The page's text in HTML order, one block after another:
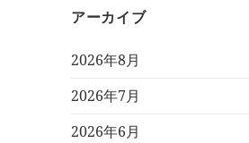
アーカイブ
2026年8月
2026年7月
2026年6月